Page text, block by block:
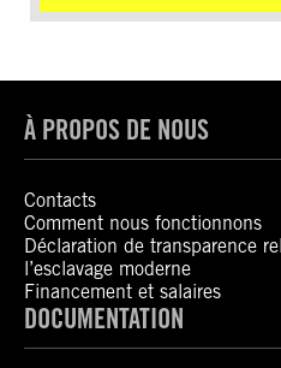
À PROPOS DE NOUS
Contacts
Comment nous fonctionnons
Déclaration de transparence
l’esclavage moderne
Financement et salaires
DOCUMENTATION